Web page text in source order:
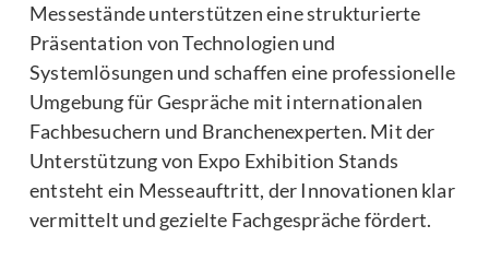
Messestände unterstützen eine strukturierte
Präsentation von Technologien und
Systemlösungen und schaffen eine professionelle
Umgebung für Gespräche mit internationalen
Fachbesuchern und Branchenexperten. Mit der
Unterstützung von Expo Exhibition Stands
entsteht ein Messeauftritt, der Innovationen klar
vermittelt und gezielte Fachgespräche fördert.